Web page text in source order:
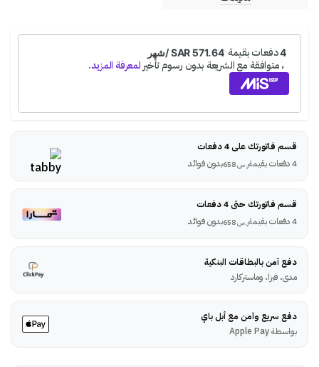
قسم فاتورتك على 4 دفعات
4 دفعات بقيمة
ر.س بدون فوائد
قسم فاتورتك حتى 4 دفعات
4 دفعات بقيمة
ر.س بدون فوائد
دفع آمن بالبطاقات البنكية
مدى، فيزا، وماستركارد
دفع سريع وآمن مع أبل باي
بواسطة Apple Pay